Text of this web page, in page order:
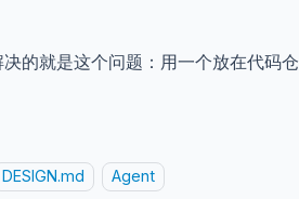
决的就是这个问题：用一个放在代码
DESIGN.md Agent